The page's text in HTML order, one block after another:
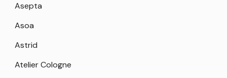
Asepta
Asoa
Astrid
Atelier Cologne